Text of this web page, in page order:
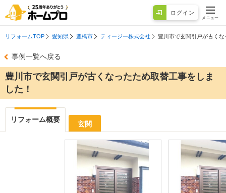
ログイン
メニュー
リフォームTOP 愛知県 豊橋市 ティージー株式会社 豊川市で玄関引戸が古く
事例一覧へ戻る
豊川市で玄関引戸が古くなったため取替工事をしま
した！
リフォーム概要
玄関